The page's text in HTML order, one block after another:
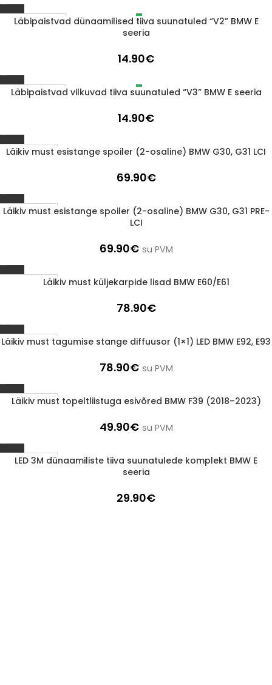
LÄBIMÜÜDUD
Läbipaistvad dünaamilised tiiva suunatuled “V2” BMW E
seeria
14.90€
LÄBIMÜÜDUD
Läbipaistvad vilkuvad tiiva suunatuled “V3” BMW E seeria
14.90€
1-3 D.D.
Läikiv must esistange spoiler (2-osaline) BMW G30, G31 LCI
69.90€
1-3 D.D.
Läikiv must esistange spoiler (2-osaline) BMW G30, G31 PRE-
LCI
69.90€ su PVM
1-3 D.D.Läikiv must küljekarpide lisad BMW E60/E61
78.90€
1-3 D.D.
Läikiv must tagumise stange diffuusor (1×1) LED BMW E92, E93
78.90€ su PVM
1-3 D.D.
Läikiv must topeltliistuga esivõred BMW F39 (2018–2023)
49.90€ su PVM
1-3 D.D.
LED 3M dünaamiliste tiiva suunatulede komplekt BMW E
seeria
29.90€